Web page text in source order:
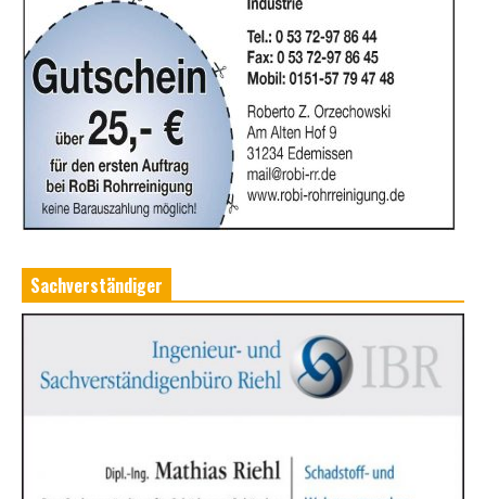
Sachverständiger